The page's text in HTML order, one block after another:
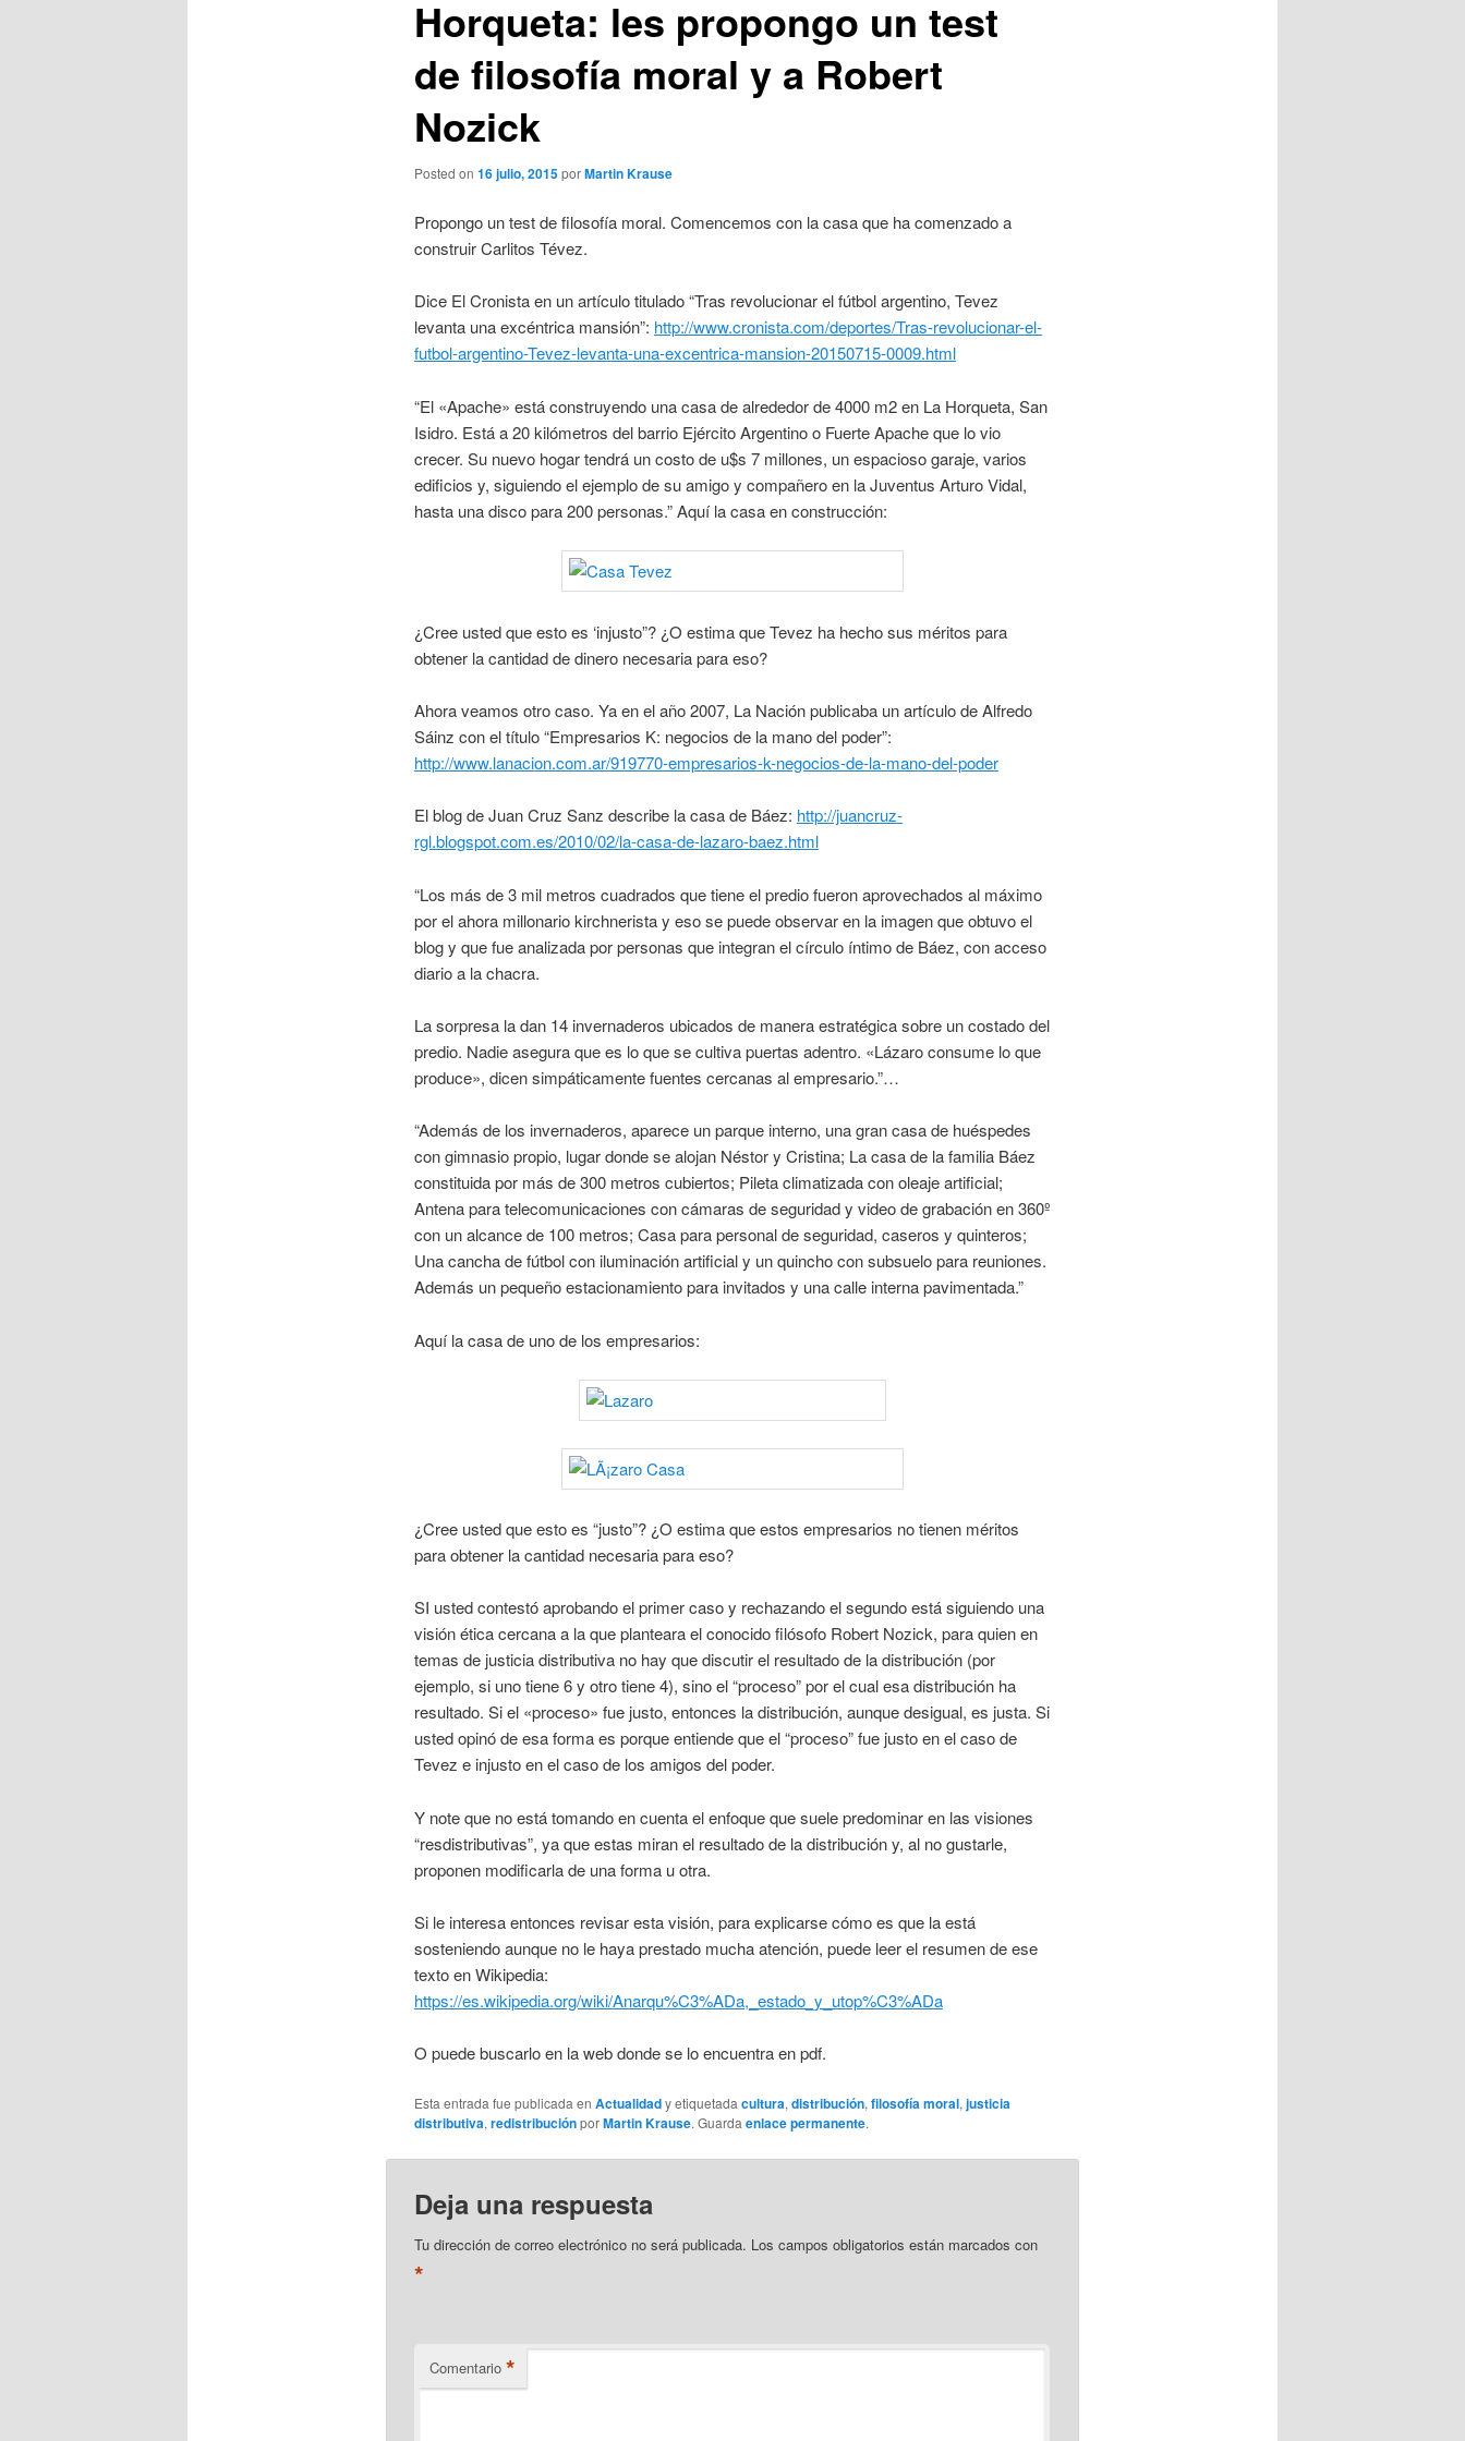
Horqueta: les propongo un test
de filosofía moral y a Robert
Nozick
Posted on 16 julio, 2015porMartin Krause
Propongo un test de filosofía moral. Comencemos con la casa que ha comenzado a
construir Carlitos Tévez.
Dice El Cronista en un artículo titulado “Tras revolucionar el fútbol argentino, Tevez
levanta una excéntrica mansión”: http://www.cronista.com/deportes/Tras-revolucionar-el-
futbol-argentino-Tevez-levanta-una-excentrica-mansion-20150715-0009.html
“El «Apache» está construyendo una casa de alrededor de 4000 m2 en La Horqueta, San
Isidro. Está a 20 kilómetros del barrio Ejército Argentino o Fuerte Apache que lo vio
crecer. Su nuevo hogar tendrá un costo de u$s 7 millones, un espacioso garaje, varios
edificios y, siguiendo el ejemplo de su amigo y compañero en la Juventus Arturo Vidal,
hasta una disco para 200 personas.” Aquí la casa en construcción:
¿Cree usted que esto es ‘injusto”? ¿O estima que Tevez ha hecho sus méritos para
obtener la cantidad de dinero necesaria para eso?
Ahora veamos otro caso. Ya en el año 2007, La Nación publicaba un artículo de Alfredo
Sáinz con el título “Empresarios K: negocios de la mano del poder”:
http://www.lanacion.com.ar/919770-empresarios-k-negocios-de-la-mano-del-poder
El blog de Juan Cruz Sanz describe la casa de Báez: http://juancruz-
rgl.blogspot.com.es/2010/02/la-casa-de-lazaro-baez.html
“Los más de 3 mil metros cuadrados que tiene el predio fueron aprovechados al máximo
por el ahora millonario kirchnerista y eso se puede observar en la imagen que obtuvo el
blog y que fue analizada por personas que integran el círculo íntimo de Báez, con acceso
diario a la chacra.
La sorpresa la dan 14 invernaderos ubicados de manera estratégica sobre un costado del
predio. Nadie asegura que es lo que se cultiva puertas adentro. «Lázaro consume lo que
produce», dicen simpáticamente fuentes cercanas al empresario.”…
“Además de los invernaderos, aparece un parque interno, una gran casa de huéspedes
con gimnasio propio, lugar donde se alojan Néstor y Cristina; La casa de la familia Báez
constituida por más de 300 metros cubiertos; Pileta climatizada con oleaje artificial;
Antena para telecomunicaciones con cámaras de seguridad y video de grabación en 360º
con un alcance de 100 metros; Casa para personal de seguridad, caseros y quinteros;
Una cancha de fútbol con iluminación artificial y un quincho con subsuelo para reuniones.
Además un pequeño estacionamiento para invitados y una calle interna pavimentada.”
Aquí la casa de uno de los empresarios:
¿Cree usted que esto es “justo”? ¿O estima que estos empresarios no tienen méritos
para obtener la cantidad necesaria para eso?
SI usted contestó aprobando el primer caso y rechazando el segundo está siguiendo una
visión ética cercana a la que planteara el conocido filósofo Robert Nozick, para quien en
temas de justicia distributiva no hay que discutir el resultado de la distribución (por
ejemplo, si uno tiene 6 y otro tiene 4), sino el “proceso” por el cual esa distribución ha
resultado. Si el «proceso» fue justo, entonces la distribución, aunque desigual, es justa. Si
usted opinó de esa forma es porque entiende que el “proceso” fue justo en el caso de
Tevez e injusto en el caso de los amigos del poder.
Y note que no está tomando en cuenta el enfoque que suele predominar en las visiones
“resdistributivas”, ya que estas miran el resultado de la distribución y, al no gustarle,
proponen modificarla de una forma u otra.
Si le interesa entonces revisar esta visión, para explicarse cómo es que la está
sosteniendo aunque no le haya prestado mucha atención, puede leer el resumen de ese
texto en Wikipedia:
https://es.wikipedia.org/wiki/Anarqu%C3%ADa,_estado_y_utop%C3%ADa
O puede buscarlo en la web donde se lo encuentra en pdf.
Esta entrada fue publicada en Actualidady etiquetada cultura, distribución, filosofía moral, justicia
distributiva, redistribuciónporMartin Krause. Guarda enlace permanente.
Deja una respuesta
Tu dirección de correo electrónico no será publicada. Los campos obligatorios están marcados con
*
Comentario *